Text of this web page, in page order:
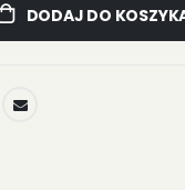
DODAJ DO